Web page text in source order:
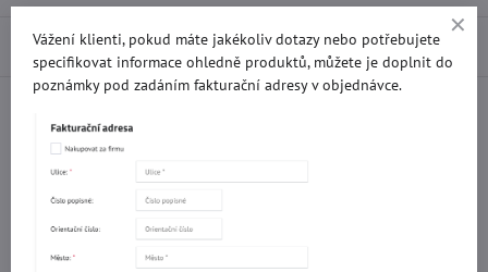
Diskuse 0
FacebookTwitter
Potřebujete poradit s objednávkou?
Kontaktujte nás:
Vážení klienti, pokud máte jakékoliv dotazy nebo potřebujete
specifikovat informace ohledně produktů, můžete je doplnit do
poznámky pod zadáním fakturační adresy v objednávce.